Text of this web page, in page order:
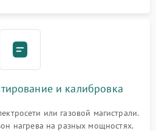
и калибровка
или газовой магистрали.
нагрева на разных мощностях.